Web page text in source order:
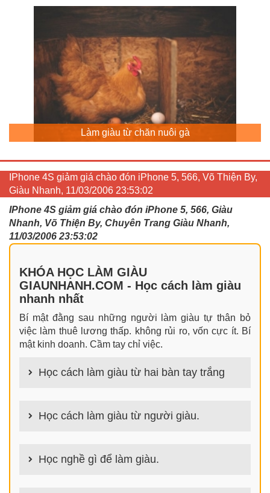
Làm giàu từ chăn nuôi gà
IPhone 4S giảm giá chào đón iPhone 5, 566, Võ Thiện By,
Giàu Nhanh, 11/03/2006 23:53:02
IPhone 4S giảm giá chào đón iPhone 5, 566, Giàu
Nhanh, Võ Thiện By, Chuyên Trang Giàu Nhanh,
11/03/2006 23:53:02
KHÓA HỌC LÀM GIÀU
GIAUNHANH.COM - Học cách làm giàu
nhanh nhất
Bí mật đằng sau những người làm giàu tự thân bỏ
việc làm thuê lương thấp. không rủi ro, vốn cực ít. Bí
mật kinh doanh. Cầm tay chỉ việc.
Học cách làm giàu từ hai bàn tay trắng
nhưng hiệu quả bất ngờ. Bạn có thể thành công ngay
cả khi không có gì trong tay.
Học cách làm giàu từ người giàu.
làm giàu từ người giàu. Bạn sẽ có được góc nhìn đa
chiều khi đi sâu vào phân tích cách người giàu làm
Học nghề gì để làm giàu.